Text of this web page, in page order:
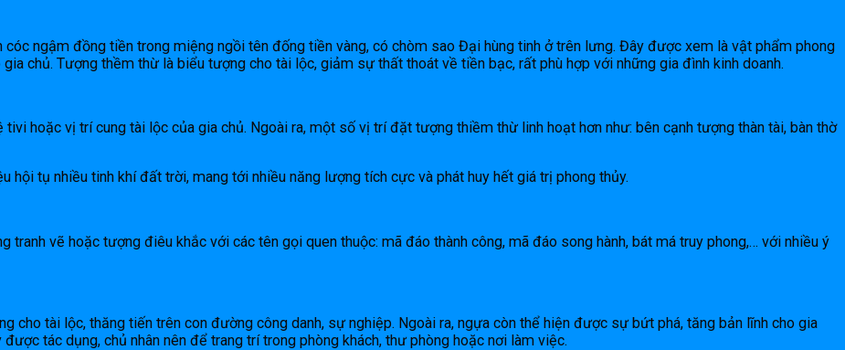
ngậm đồng tiền trong miệng ngồi tên đống tiền vàng, có chòm sao Đại hùng tinh ở trên lưng. Đây được xem là vật phẩm phong
chủ. Tượng thềm thừ là biểu tượng cho tài lộc, giảm sự thất thoát về tiền bạc, rất phù hợp với những gia đình kinh doanh.
hoặc vị trí cung tài lộc của gia chủ. Ngoài ra, một số vị trí đặt tượng thiềm thừ linh hoạt hơn như: bên cạnh tượng thàn tài, bàn thờ
tụ nhiều tinh khí đất trời, mang tới nhiều năng lượng tích cực và phát huy hết giá trị phong thủy.
vẽ hoặc tượng điêu khắc với các tên gọi quen thuộc: mã đáo thành công, mã đáo song hành, bát má truy phong,… với nhiều ý
cho tài lộc, thăng tiến trên con đường công danh, sự nghiệp. Ngoài ra, ngựa còn thể hiện được sự bứt phá, tăng bản lĩnh cho gia
tác dụng, chủ nhân nên để trang trí trong phòng khách, thư phòng hoặc nơi làm việc.